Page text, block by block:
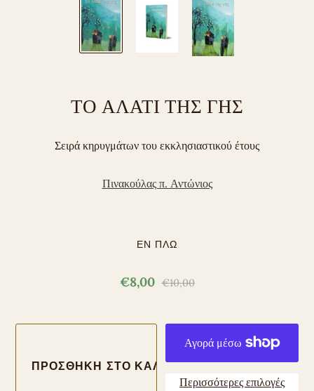
ΤΟ ΑΛΑΤΙ ΤΗΣ ΓΗΣ
Σειρά κηρυγμάτων του εκκλησιαστικού έτους
Πινακούλας π. Αντώνιος
ΕΝ ΠΛΩ
€8,00 €10,00
Περισσότερες επιλογές